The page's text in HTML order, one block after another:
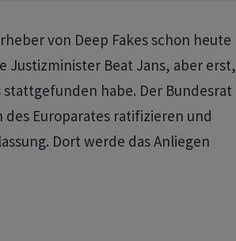
von Deep Fakes schon heute
Justizminister Beat Jans, aber erst,
habe. Der Bundesrat
Europarates ratifizieren und
Dort werde das Anliegen